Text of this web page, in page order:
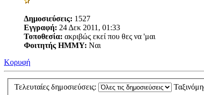
Δημοσιεύσεις: 1527
Εγγραφή: 24 Δεκ 2011, 01:33
Τοποθεσία: ακριβώς εκεί που θες να 'μαι
Φοιτητής ΗΜΜΥ: Ναι
Κορυφή
Τελευταίες δημοσιεύσεις: